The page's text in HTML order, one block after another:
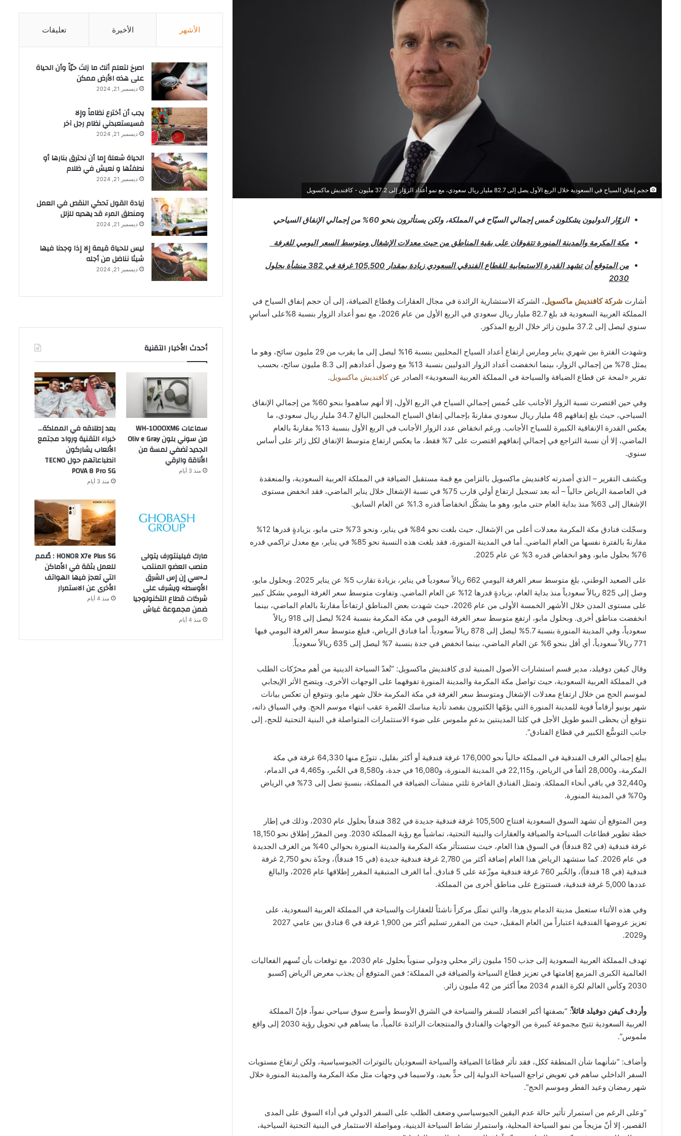
حجم إنفاق السياح في السعودية خلال الربع الأول يصل إلى 82.7 مليار ريال سعودي، مع نمو أعداد الزوّار إلى 37.2 مليون - كافنديش ماكسويل
الزوّار الدوليون يشكلون خُمس إجمالي السيّاح في المملكة، ولكن يستأثرون بنحو 60% من إجمالي الإنفاق السياحي
مكة المكرمة والمدينة المنورة تتفوقان على بقية المناطق من حيث معدلات الإشغال ومتوسط السعر اليومي للغرفة
من المتوقع أن تشهد القدرة الاستيعابية للقطاع الفندقي السعودي زيادة بمقدار 105,500 غرفة في 382 منشأة بحلول
2030
أشارت شركة كافنديش ماكسويل، الشركة الاستشارية الرائدة في مجال العقارات وقطاع الضيافة، إلى أن حجم إنفاق السياح في
المملكة العربية السعودية قد بلغ 82.7 مليار ريال سعودي في الربع الأول من عام 2026، مع نمو أعداد الزوار بنسبة 8%على أساسٍ
سنوي ليصل إلى 37.2 مليون زائر خلال الربع المذكور.
وشهدت الفترة بين شهري يناير ومارس ارتفاع أعداد السياح المحليين بنسبة 16% ليصل إلى ما يقرب من 29 مليون سائح، وهو ما
يمثل 78% من إجمالي الزوار، بينما انخفضت أعداد الزوار الدوليين بنسبة 13% مع وصول أعدادهم إلى 8.3 مليون سائح، بحسب
تقرير «لمحة عن قطاع الضيافة والسياحة في المملكة العربية السعودية» الصادر عنكافنديش ماكسويل.
وفي حين اقتصرت نسبة الزوار الأجانب على خُمس إجمالي السياح في الربع الأول، إلا أنهم ساهموا بنحو 60% من إجمالي الإنفاق
السياحي، حيث بلغ إنفاقهم 48 مليار ريال سعودي مقارنةً بإجمالي إنفاق السياح المحليين البالغ 34.7 مليار ريال سعودي، ما
يعكس القدرة الإنفاقية الكبيرة للسياح الأجانب. ورغم انخفاض عدد الزوار الأجانب في الربع الأول بنسبة 13% مقارنةً بالعام
الماضي، إلا أن نسبة التراجع في إجمالي إنفاقهم اقتصرت على 7% فقط، ما يعكس ارتفاع متوسط الإنفاق لكل زائر على أساس
سنوي.
ويكشف التقرير – الذي أصدرته كافنديش ماكسويل بالتزامن مع قمة مستقبل الضيافة في المملكة العربية السعودية، والمنعقدة
في العاصمة الرياض حالياً – أنه بعد تسجيل ارتفاع أولي قارب 75% في نسبة الإشغال خلال يناير الماضي، فقد انخفض مستوى
الإشغال إلى 63% منذ بداية العام حتى مايو، وهو ما يشكّل انخفاضاً قدره 1.3% عن العام السابق.
وسجّلت فنادق مكة المكرمة معدلات أعلى من الإشغال، حيث بلغت نحو 84% في يناير، ونحو 73% حتى مايو، بزيادةٍ قدرها 12%
مقارنةً بالفترة نفسها من العام الماضي. أما في المدينة المنورة، فقد بلغت هذه النسبة نحو 85% في يناير، مع معدل تراكمي قدره
76% بحلول مايو، وهو انخفاض قدره 3% عن عام 2025.
على الصعيد الوطني، بلغ متوسط سعر الغرفة اليومي 662 ريالاً سعودياً في يناير، بزيادة تقارب 5% عن يناير 2025. وبحلول مايو،
وصل إلى 825 ريالاً سعودياً منذ بداية العام، بزيادةٍ قدرها 12% عن العام الماضي. وتفاوت متوسط سعر الغرفة اليومي بشكل كبير
على مستوى المدن خلال الأشهر الخمسة الأولى من عام 2026، حيث شهدت بعض المناطق ارتفاعاً مقارنةً بالعام الماضي، بينما
انخفضت مناطق أخرى. وبحلول مايو، ارتفع متوسط سعر الغرفة اليومي في مكة المكرمة بنسبة 24% ليصل إلى 918 ريالاً
سعودياً، وفي المدينة المنورة بنسبة 5.7% ليصل إلى 878 ريالاً سعودياً. أما فنادق الرياض، فبلغ متوسط سعر الغرفة اليومي فيها
771 ريالاً سعودياً، أي أقل بنحو 6% عن العام الماضي، بينما انخفض في جدة بنسبة 7% ليصل إلى 635 ريالاً سعودياً.
وقال كيفن دوفيلد، مدير قسم استشارات الأصول المبنية لدى كافنديش ماكسويل: “تُعدّ السياحة الدينية من أهم محرّكات الطلب
في المملكة العربية السعودية، حيث تواصل مكة المكرمة والمدينة المنورة تفوقهما على الوجهات الأخرى، ويتضح الأثر الإيجابي
لموسم الحج من خلال ارتفاع معدلات الإشغال ومتوسط سعر الغرفة في مكة المكرمة خلال شهر مايو. ونتوقع أن تعكس بيانات
شهر يونيو أرقاماً قوية للمدينة المنورة التي يؤمّها الكثيرون بقصد تأدية مناسك العُمرة عقب انتهاء موسم الحج. وفي السياق ذاته،
نتوقع أن يحظى النمو طويل الأجل في كلتا المدينتين بدعمٍ ملموس على ضوء الاستثمارات المتواصلة في البنية التحتية للحج، إلى
جانب التوسُّع الكبير في قطاع الفنادق”.
يبلغ إجمالي الغرف الفندقية في المملكة حالياً نحو 176,000 غرفة فندقية أو أكثر بقليل، تتوزّع منها 64,330 غرفة في مكة
المكرمة، و28,000 ألفاً في الرياض، و22,115 في المدينة المنورة، و16,080 في جدة، و8,580 في الخُبر، و4,465 في الدمام،
و32,440 في باقي أنحاء المملكة. وتمثل الفنادق الفاخرة ثلثي منشآت الضيافة في المملكة، بنسبةٍ تصل إلى 73% في الرياض
و70% في المدينة المنورة.
ومن المتوقع أن تشهد السوق السعودية افتتاح 105,500 غرفة فندقية جديدة في 382 فندقاً بحلول عام 2030، وذلك في إطار
خطة تطوير قطاعات السياحة والضيافة والعقارات والبنية التحتية، تماشياً مع رؤية المملكة 2030. ومن المقرّر إطلاق نحو 18,150
غرفة فندقية (في 82 فندقاً) في السوق هذا العام، حيث ستستأثر مكة المكرمة والمدينة المنورة بحوالي 40% من الغرف الجديدة
في عام 2026. كما ستشهد الرياض هذا العام إضافة أكثر من 2,780 غرفة فندقية جديدة (في 15 فندقاً)، وجدّة نحو 2,750 غرفة
فندقية (في 18 فندقاً)، والخُبر 760 غرفة فندقية موزّعة على 5 فنادق. أما الغرف المتبقية المقرر إطلاقها عام 2026، والبالغ
عددها 5,000 غرفة فندقية، فستتوزع على مناطق أخرى من المملكة.
وفي هذه الأثناء ستعمل مدينة الدمام بدورها، والتي تمثّل مركزاً ناشئاً للعقارات والسياحة في المملكة العربية السعودية، على
تعزيز عروضها الفندقية اعتباراً من العام المقبل، حيث من المقرر تسليم أكثر من 1,900 غرفة في 6 فنادق بين عامي 2027
و2029.
تهدف المملكة العربية السعودية إلى جذب 150 مليون زائر محلي ودولي سنوياً بحلول عام 2030، مع توقعات بأن تُسهم الفعاليات
العالمية الكبرى المزمع إقامتها في تعزيز قطاع السياحة والضيافة في المملكة؛ فمن المتوقع أن يجذب معرض الرياض إكسبو
2030 وكأس العالم لكرة القدم 2034 معاً أكثر من 42 مليون زائر.
وأردف كيفن دوفيلد قائلاً: “بصفتها أكبر اقتصاد للسفر والسياحة في الشرق الأوسط وأسرع سوق سياحي نمواً، فإنّ المملكة
العربية السعودية تتيح مجموعة كبيرة من الوجهات والفنادق والمنتجعات الرائدة عالمياً، ما يساهم في تحويل رؤية 2030 إلى واقع
ملموس”.
وأضاف: “شأنهما شأن المنطقة ككل، فقد تأثر قطاعا الضيافة والسياحة السعوديان بالتوترات الجيوسياسية، ولكن ارتفاع مستويات
السفر الداخلي ساهم في تعويض تراجع السياحة الدولية إلى حدٍّ بعيد، ولاسيما في وجهات مثل مكة المكرمة والمدينة المنورة خلال
شهر رمضان وعيد الفطر وموسم الحج”.
“وعلى الرغم من استمرار تأثير حالة عدم اليقين الجيوسياسي وضعف الطلب على السفر الدولي في أداء السوق على المدى
القصير، إلا أنّ مزيجاً من نمو السياحة المحلية، واستمرار نشاط السياحة الدينية، ومواصلة الاستثمار في البنية التحتية السياحية،
الأشهر الأخيرة تعليقات
‫اصرخ لتعلم أنك ما زلتَ حيّاً وأن الحياة
على هذه الأرض ممكن
ديسمبر 21, 2024
يجب أن أخترع نظاماً وإلا
فسيستعبدني نظام رجل آخر
ديسمبر 21, 2024
الحياة شعلة إما أن نحترق بنارها أو
نطفئها و نعيش في ظلام
ديسمبر 21, 2024
زيادة القول تحكي النقص في العمل
ومنطق المرء قد يهديه للزلل
ديسمبر 21, 2024
ليس للحياة قيمة إلا إذا وجدنا فيها
شيئا نناضل من أجله
ديسمبر 21, 2024
أحدث الأخبار التقنية
سماعات WH-1000XM6
من سوني بلون Oliv e Gray
الجديد تضفي لمسة من
الأناقة والرقي
منذ 3 أيام
بعد إطلاقه في المملكة…
خبراء التقنية ورواد مجتمع
الألعاب يشاركون
انطباعاتهم حول TECNO
POVA 8 Pro 5G
منذ 3 أيام
مارك فيلينتورف يتولى
منصب العضو المنتدب
لـ«سي إن إس الشرق
الأوسط» ويشرف على
شركات قطاع التكنولوجيا
ضمن مجموعة غباش
منذ 4 أيام
HONOR X7e Plus 5G : صُمم
للعمل بثقة في الأماكن
التي تعجز فيها الهواتف
الأخرى عن الاستمرار
منذ 4 أيام